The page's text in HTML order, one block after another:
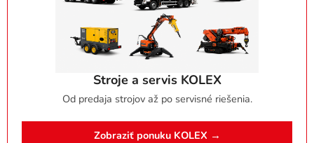
Stroje a servis KOLEX
Od predaja strojov až po servisné riešenia.
Zobraziť ponuku KOLEX →